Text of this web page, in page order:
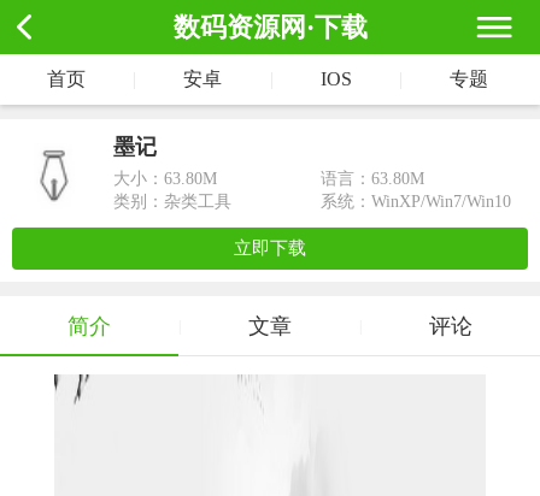
数码资源网·下载
首页 安卓 IOS 专题
墨记
大小： 63.80M
语言：63.80M
类别：杂类工具
系统：WinXP/Win7/Win10
立即下载
简介 文章 评论